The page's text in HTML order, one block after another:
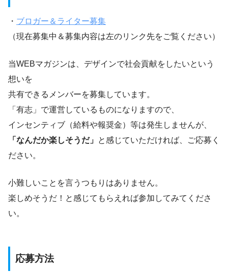
・ ブロガー＆ライター募集
（現在募集中＆募集内容は左のリンク先をご覧ください）
当WEBマガジンは、デザインで社会貢献をしたいという
想いを
共有できるメンバーを募集しています。
「有志」で運営しているものになりますので、
インセンティブ（給料や報奨金）等は発生しませんが、
「なんだか楽しそうだ」 と感じていただければ、ご応募く
ださい。
小難しいことを言うつもりはありません。
楽しめそうだ！と感じてもらえれば参加してみてくださ
い。
応募方法